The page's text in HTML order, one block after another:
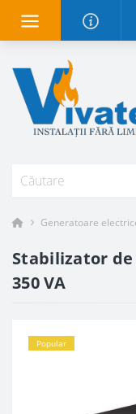
Generatoare
Stabilizator
350 VA
Popular